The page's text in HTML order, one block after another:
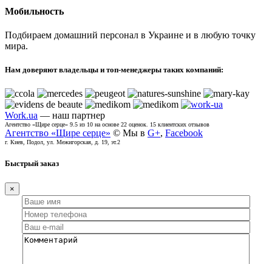
Мобильность
Подбираем домашний персонал в Украине и в любую точку
мира.
Нам доверяют владельцы и топ-менеджеры таких компаний:
Work.ua — наш партнер
Агентство «Щире серце» 9.5 из 10 на основе 22 оценок. 15 клиентских отзывов
Агентство «Щире серце» © Мы в G+, Facebook
г. Киев, Подол, ул. Межигорская, д. 19, эт.2
Быстрый заказ
×